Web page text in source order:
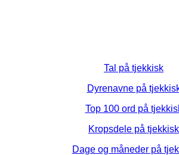
Tal på tjekkisk
Dyrenavne på
Top 100 ord på
Kropsdele på tjekkisk
Dage og måneder på